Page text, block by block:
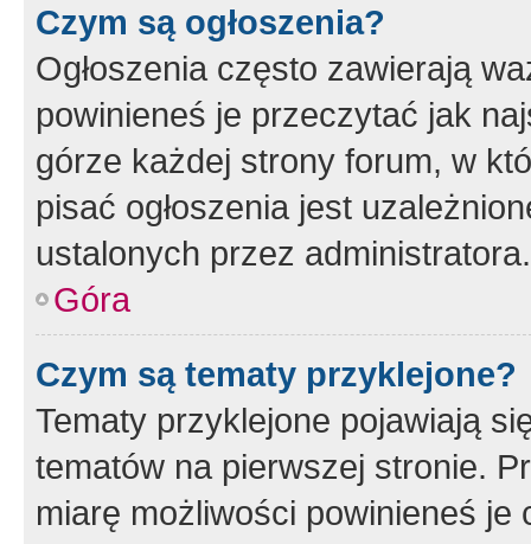
Czym są ogłoszenia?
Ogłoszenia często zawierają
powinieneś je przeczytać jak
górze każdej strony forum, w
pisać ogłoszenia jest
ustalonych przez administratora.
Góra
Czym są tematy przyklejone?
Tematy przyklejone pojawiają
tematów na pierwszej stronie.
miarę możliwości powinieneś je